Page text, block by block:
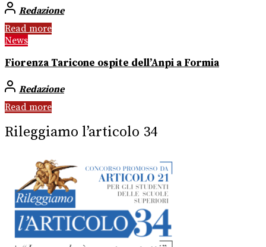
Redazione
Read more
News
Fiorenza Taricone ospite dell’Anpi a Formia
Redazione
Read more
Rileggiamo l’articolo 34